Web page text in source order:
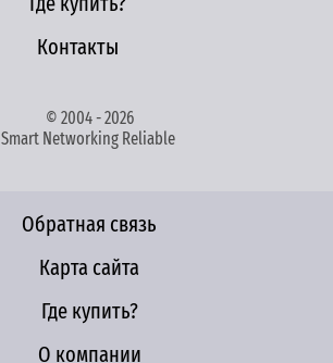
Контакты
© 2004 - 2026
Smart Networking Reliable
Обратная связь
Карта сайта
Где купить?
О компании